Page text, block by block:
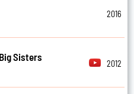
2016
Sisters
2012